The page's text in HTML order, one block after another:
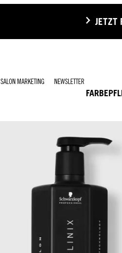
JETZT
FARBE
SALON MARKETING NEWSLETTER